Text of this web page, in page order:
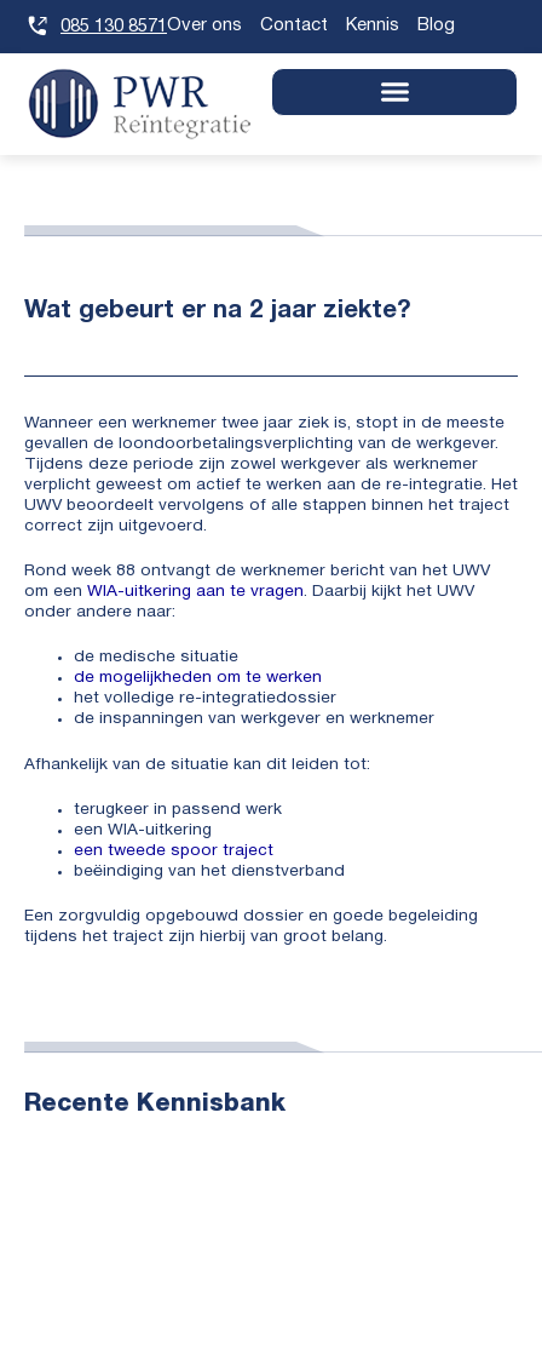
Skip
content
085 130 8571 Over ons Contact Kennis Blog
Wat gebeurt er na 2 jaar ziekte?
Wanneer een werknemer twee jaar ziek is, stopt in de meeste
gevallen de loondoorbetalingsverplichting van de werkgever.
Tijdens deze periode zijn zowel werkgever als werknemer
verplicht geweest om actief te werken aan de re-integratie. Het
UWV beoordeelt vervolgens of alle stappen binnen het traject
correct zijn uitgevoerd.
Rond week 88 ontvangt de werknemer bericht van het UWV
om een WIA-uitkering aan te vragen. Daarbij kijkt het UWV
onder andere naar:
de medische situatie
de mogelijkheden om te werken
het volledige re-integratiedossier
de inspanningen van werkgever en werknemer
Afhankelijk van de situatie kan dit leiden tot:
terugkeer in passend werk
een WIA-uitkering
een tweede spoor traject
beëindiging van het dienstverband
Een zorgvuldig opgebouwd dossier en goede begeleiding
tijdens het traject zijn hierbij van groot belang.
Recente Kennisbank